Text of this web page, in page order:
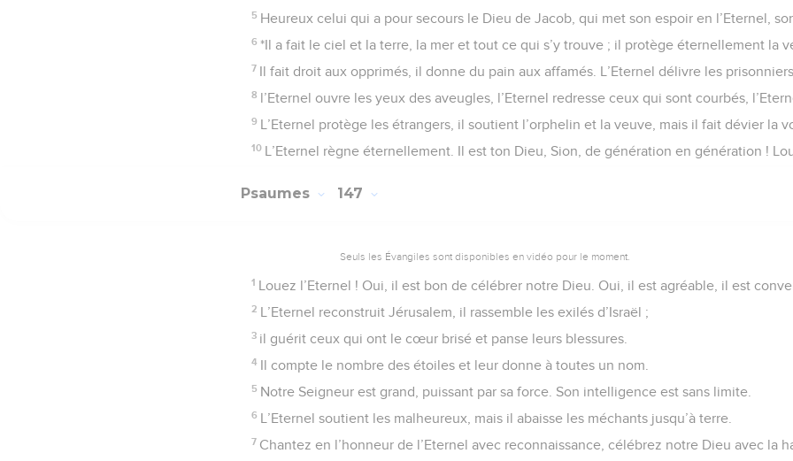
5 Heureux celui qui a pour secours le Dieu de Jacob, qui met son espoir en l’Eternel,
6 *Il a fait le ciel et la terre, la mer et tout ce qui s’y trouve ; il protège éternellement la
7 Il fait droit aux opprimés, il donne du pain aux affamés. L’Eternel délivre les prisonniers,
8 l’Eternel ouvre les yeux des aveugles, l’Eternel redresse ceux qui sont courbés,
9 L’Eternel protège les étrangers, il soutient l’orphelin et la veuve, mais il fait dévier la
10 L’Eternel règne éternellement. Il est ton Dieu, Sion, de génération en génération !
Psaumes 147
Seuls les Évangiles sont disponibles en vidéo pour le moment.
1 Louez l’Eternel ! Oui, il est bon de célébrer notre Dieu. Oui, il est agréable, il est
2 L’Eternel reconstruit Jérusalem, il rassemble les exilés d’Israël ;
3 il guérit ceux qui ont le cœur brisé et panse leurs blessures.
4 Il compte le nombre des étoiles et leur donne à toutes un nom.
5 Notre Seigneur est grand, puissant par sa force. Son intelligence est sans limite.
6 L’Eternel soutient les malheureux, mais il abaisse les méchants jusqu’à terre.
7 Chantez en l’honneur de l’Eternel avec reconnaissance, célébrez notre Dieu avec la